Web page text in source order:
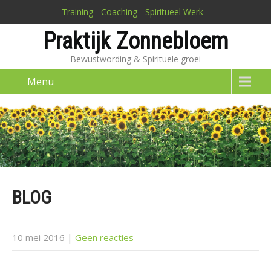
Training - Coaching - Spiritueel Werk
Praktijk Zonnebloem
Bewustwording & Spirituele groei
Menu
BLOG
10 mei 2016 | Geen reacties